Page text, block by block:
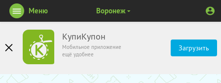
КупиКупон
Мобильное приложение
ещё удобнее
Загрузить
Меню Воронеж